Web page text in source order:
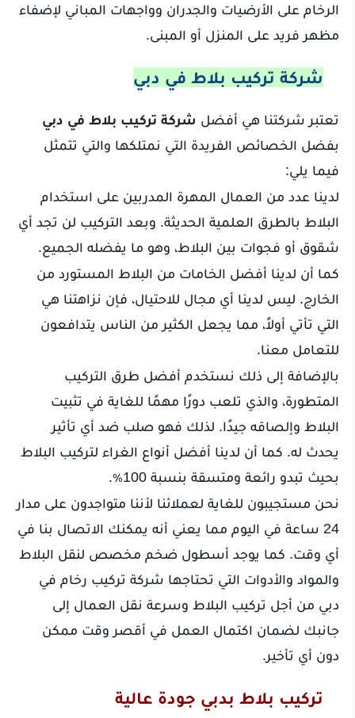
الرخام على الأرضيات والجدران وواجهات المباني لإضفاء
مظهر فريد على المنزل أو المبنى.
شركة تركيب بلاط في دبي
تعتبر شركتنا هي أفضل شركة تركيب بلاط في دبي
بفضل الخصائص الفريدة التي نمتلكها والتي تتمثل
فيما يلي:
لدينا عدد من العمال المهرة المدربين على استخدام
البلاط بالطرق العلمية الحديثة. وبعد التركيب لن تجد أي
شقوق أو فجوات بين البلاط، وهو ما يفضله الجميع.
كما أن لدينا أفضل الخامات من البلاط المستورد من
الخارج. ليس لدينا أي مجال للاحتيال، فإن نزاهتنا هي
التي تأتي أولاً، مما يجعل الكثير من الناس يتدافعون
للتعامل معنا.
بالإضافة إلى ذلك نستخدم أفضل طرق التركيب
المتطورة، والذي تلعب دورًا مهمًا للغاية في تثبيت
البلاط وإلصاقه جيدًا. لذلك فهو صلب ضد أي تأثير
يحدث له. كما أن لدينا أفضل أنواع الغراء لتركيب البلاط
بحيث تبدو رائعة ومتسقة بنسبة 100٪.
نحن مستجيبون للغاية لعملائنا لأننا متواجدون على مدار
24 ساعة في اليوم مما يعني أنه يمكنك الاتصال بنا في
أي وقت. كما يوجد أسطول ضخم مخصص لنقل البلاط
والمواد والأدوات التي تحتاجها شركة تركيب رخام في
دبي من أجل تركيب البلاط وسرعة نقل العمال إلى
جانبك لضمان اكتمال العمل في أقصر وقت ممكن
دون أي تأخير.
تركيب بلاط بدبي جودة عالية